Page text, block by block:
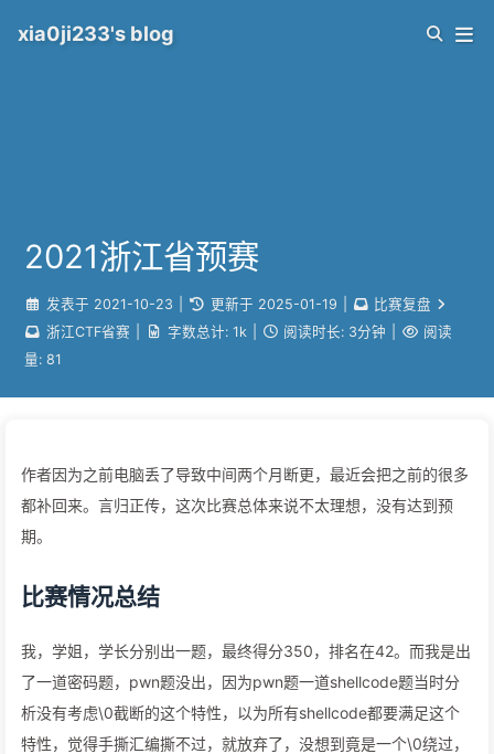
xia0ji233's blog
2021浙江省预赛
发表于 2021-10-23 更新于 2025-01-19
比赛复盘
浙江CTF省赛
字数总计: 1k 阅读时长: 3分钟
阅读
量: 81
作者因为之前电脑丢了导致中间两个月断更，最近会把之前的很多
都补回来。言归正传，这次比赛总体来说不太理想，没有达到预
期。
比赛情况总结
我，学姐，学长分别出一题，最终得分350，排名在42。而我是出
了一道密码题，pwn题没出，因为pwn题一道shellcode题当时分
析没有考虑\0截断的这个特性，以为所有shellcode都要满足这个
特性，觉得手撕汇编撕不过，就放弃了，没想到竟是一个\0绕过，